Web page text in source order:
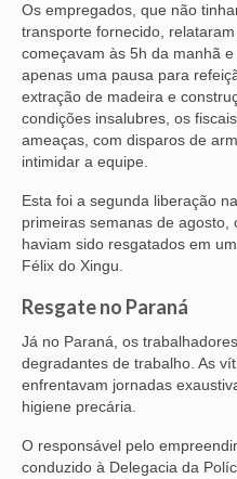
Os empregados, que não
transporte fornecido,
começavam às 5h da manhã
apenas uma pausa para
extração de madeira e
condições insalubres, os
ameaças, com disparos de
intimidar a equipe.
Esta foi a segunda liberação
primeiras semanas de
haviam sido resgatados em
Félix do Xingu.
Resgate no Paraná
Já no Paraná, os
degradantes de trabalho. As
enfrentavam jornadas
higiene precária.
O responsável pelo
conduzido à Delegacia da